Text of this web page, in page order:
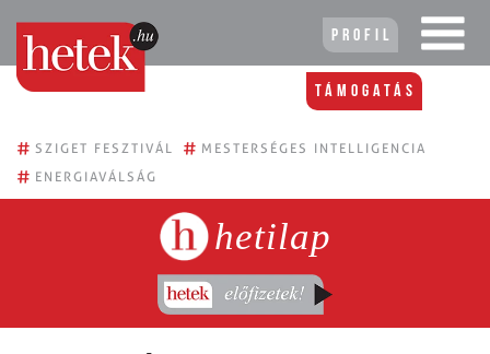
Profil
Támogatás
# SZIGET FESZTIVÁL # MESTERSÉGES INTELLIGENCIA
# ENERGIAVÁLSÁG
hetilap